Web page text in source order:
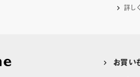
詳し
お買い